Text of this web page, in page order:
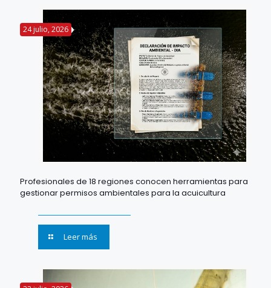
24 julio, 2026
Profesionales de 18 regiones conocen herramientas para
gestionar permisos ambientales para la acuicultura
Leer más